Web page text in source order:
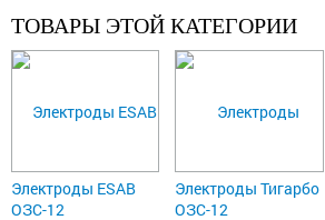
ТОВАРЫ ЭТОЙ КАТЕГОРИИ
Электроды ESAB
ОЗС-12
Электроды Тигарбо
ОЗС-12